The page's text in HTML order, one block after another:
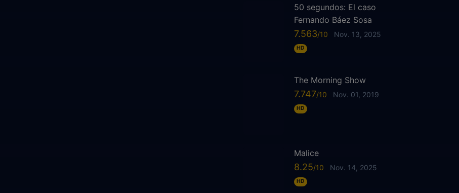
50 segundos: El caso
Fernando Báez Sosa
7.563 Nov. 13, 2025
HD
The Morning Show
7.747 Nov. 01, 2019
HD
Malice
8.25 Nov. 14, 2025
HD